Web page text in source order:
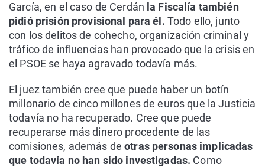
García, en el caso de Cerdán la Fiscalía también
pidió prisión provisional para él. Todo ello, junto
con los delitos de cohecho, organización criminal y
tráfico de influencias han provocado que la crisis en
el PSOE se haya agravado todavía más.
El juez también cree que puede haber un botín
millonario de cinco millones de euros que la Justicia
todavía no ha recuperado. Cree que puede
recuperarse más dinero procedente de las
comisiones, además deotras personas implicadas
que todavía no han sido investigadas. Como